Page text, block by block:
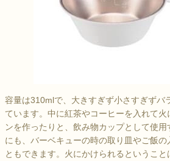
容量は310mlで、大きすぎず小さすぎずバ
ています。中に紅茶やコーヒーを入れて
ンを作ったりと、飲み物カップとして使
にも、バーベキューの時の取り皿やご飯の
ともできます。火にかけられるというこ